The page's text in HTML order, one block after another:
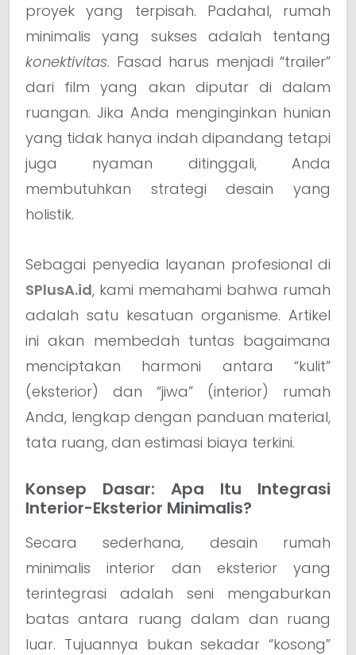
proyek yang terpisah. Padahal, rumah
minimalis yang sukses adalah tentang
konektivitas. Fasad harus menjadi “trailer”
dari film yang akan diputar di dalam
ruangan. Jika Anda menginginkan hunian
yang tidak hanya indah dipandang tetapi
juga nyaman ditinggali, Anda
membutuhkan strategi desain yang
holistik.
Sebagai penyedia layanan profesional di
SPlusA.id, kami memahami bahwa rumah
adalah satu kesatuan organisme. Artikel
ini akan membedah tuntas bagaimana
menciptakan harmoni antara “kulit”
(eksterior) dan “jiwa” (interior) rumah
Anda, lengkap dengan panduan material,
tata ruang, dan estimasi biaya terkini.
Konsep Dasar: Apa Itu Integrasi
Interior-Eksterior Minimalis?
Secara sederhana, desain rumah
minimalis interior dan eksterior yang
terintegrasi adalah seni mengaburkan
batas antara ruang dalam dan ruang
luar. Tujuannya bukan sekadar “kosong”